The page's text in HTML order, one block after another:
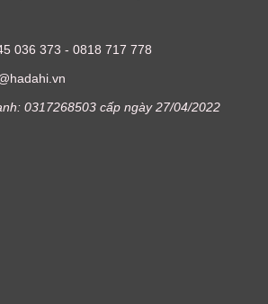
036 373‬ - 0818 717 778
0317268503 cấp ngày 27/04/2022